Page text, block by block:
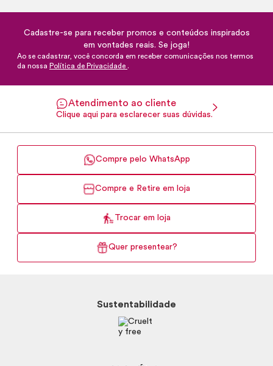
Cadastre-se para receber promos e conteúdos inspirados
em vontades reais. Se joga!
Ao se cadastrar, você concorda em receber comunicações nos termos
da nossa Política de Privacidade .
Atendimento ao cliente
Clique aqui para esclarecer suas dúvidas.
Compre pelo WhatsApp
Compre e Retire em loja
Trocar em loja
Quer presentear?
Sustentabilidade